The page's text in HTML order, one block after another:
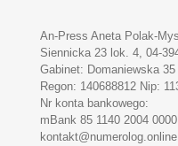
An-Press Aneta Polak-
Siennicka 23 lok. 4, 04-
Gabinet: Domaniewska
Regon: 140688812 Nip:
Nr konta bankowego:
mBank 85 1140 2004
kontakt@numerolog.online